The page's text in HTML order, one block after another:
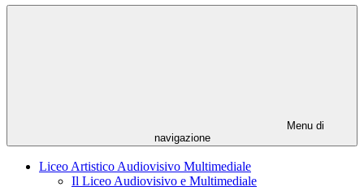
Menu di
navigazione
Liceo Artistico Audiovisivo Multimediale
Il Liceo Audiovisivo e Multimediale